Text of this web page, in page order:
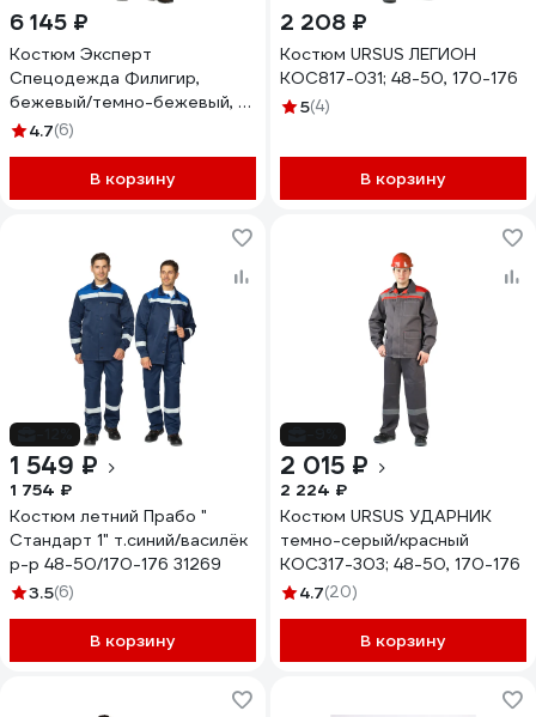
6 145 ₽
Костюм Эксперт
Спецодежда Филигир,
бежевый/темно-бежевый, р.
48-50, рост 170-176
4.7(6)
В корзину
2 208 ₽
Костюм URSUS ЛЕГИОН
КОС817-031; 48-50, 170-176
5(4)
В корзину
1 549 ₽
1 754 ₽
Костюм летний Прабо "
Стандарт 1" т.синий/василёк
р-р 48-50/170-176 31269
3.5(6)
В корзину
2 015 ₽
2 224 ₽
Костюм URSUS УДАРНИК
темно-серый/красный
КОС317-303; 48-50, 170-176
4.7(20)
В корзину